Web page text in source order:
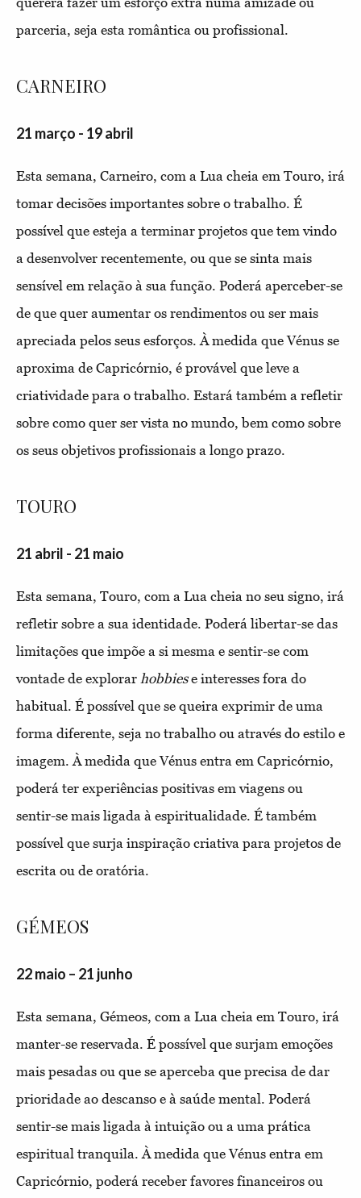
parceria, seja esta romântica ou profissional.
CARNEIRO
21 março - 19 abril
Esta semana, Carneiro, com a Lua cheia em Touro, irá
tomar decisões importantes sobre o trabalho. É
possível que esteja a terminar projetos que tem vindo
a desenvolver recentemente, ou que se sinta mais
sensível em relação à sua função. Poderá aperceber-se
de que quer aumentar os rendimentos ou ser mais
apreciada pelos seus esforços. À medida que Vénus se
aproxima de Capricórnio, é provável que leve a
criatividade para o trabalho. Estará também a refletir
sobre como quer ser vista no mundo, bem como sobre
os seus objetivos profissionais a longo prazo.
TOURO
21 abril - 21 maio
Esta semana, Touro, com a Lua cheia no seu signo, irá
refletir sobre a sua identidade. Poderá libertar-se das
limitações que impõe a si mesma e sentir-se com
vontade de explorar hobbiese interesses fora do
habitual. É possível que se queira exprimir de uma
forma diferente, seja no trabalho ou através do estilo e
imagem. À medida que Vénus entra em Capricórnio,
poderá ter experiências positivas em viagens ou
sentir-se mais ligada à espiritualidade. É também
possível que surja inspiração criativa para projetos de
escrita ou de oratória.
GÉMEOS
22 maio – 21 junho
Esta semana, Gémeos, com a Lua cheia em Touro, irá
manter-se reservada. É possível que surjam emoções
mais pesadas ou que se aperceba que precisa de dar
prioridade ao descanso e à saúde mental. Poderá
sentir-se mais ligada à intuição ou a uma prática
espiritual tranquila. À medida que Vénus entra em
Capricórnio, poderá receber favores financeiros ou